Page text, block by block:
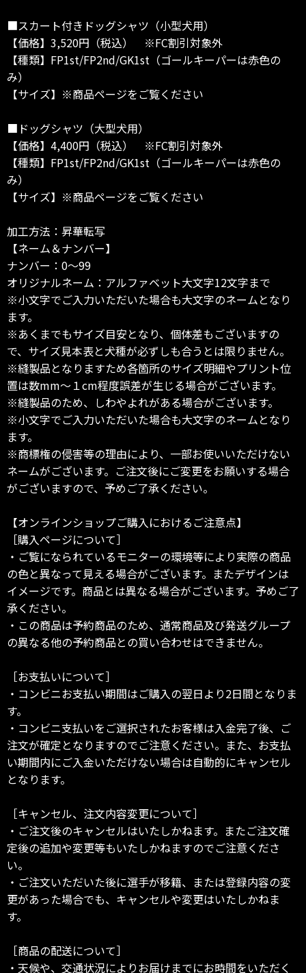
■スカート付きドッグシャツ（小型犬用）
【価格】3,520円（税込） ※FC割引対象外
【種類】FP1st/FP2nd/GK1st（ゴールキーパーは赤色の
み）
【サイズ】※商品ページをご覧ください
■ドッグシャツ（大型犬用）
【価格】4,400円（税込） ※FC割引対象外
【種類】FP1st/FP2nd/GK1st（ゴールキーパーは赤色の
み）
【サイズ】※商品ページをご覧ください
加工方法：昇華転写
【ネーム＆ナンバー】
ナンバー：0～99
オリジナルネーム：アルファベット大文字12文字まで
※小文字でご入力いただいた場合も大文字のネームとなり
ます。
※あくまでもサイズ目安となり、個体差もございますの
で、サイズ見本表と犬種が必ずしも合うとは限りません。
※縫製品となりますため各箇所のサイズ明細やプリント位
置は数mm～１cm程度誤差が生じる場合がございます。
※縫製品のため、しわやよれがある場合がございます。
※小文字でご入力いただいた場合も大文字のネームとなり
ます。
※商標権の侵害等の理由により、一部お使いいただけない
ネームがございます。ご注文後にご変更をお願いする場合
がございますので、予めご了承ください。
【オンラインショップご購入におけるご注意点】
［購入ページについて］
・ご覧になられているモニターの環境等により実際の商品
の色と異なって見える場合がございます。またデザインは
イメージです。商品とは異なる場合がございます。予めご了
承ください。
・この商品は予約商品のため、通常商品及び発送グループ
の異なる他の予約商品との買い合わせはできません。
［お支払いについて］
・コンビニお支払い期間はご購入の翌日より2日間となりま
す。
・コンビニ支払いをご選択されたお客様は入金完了後、ご
注文が確定となりますのでご注意ください。また、お支払
い期間内にご入金いただけない場合は自動的にキャンセル
となります。
［キャンセル、注文内容変更について］
・ご注文後のキャンセルはいたしかねます。またご注文確
定後の追加や変更等もいたしかねますのでご注意くださ
い。
・ご注文いただいた後に選手が移籍、または登録内容の変
更があった場合でも、キャンセルや変更はいたしかねま
す。
［商品の配送について］
・天候や、交通状況によりお届けまでにお時間をいただく